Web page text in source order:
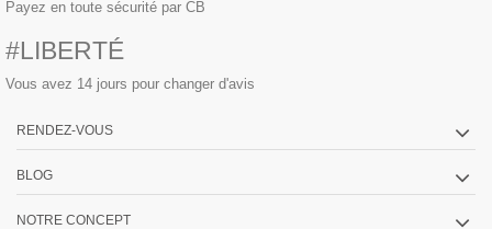
Payez en toute sécurité par CB
#LIBERTÉ
Vous avez 14 jours pour changer d'avis
RENDEZ-VOUS
BLOG
NOTRE CONCEPT